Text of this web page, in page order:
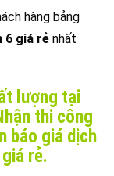
hàng bảng
6 giá rẻ nhất
lượng tại
thi công
báo giá dịch
rẻ.